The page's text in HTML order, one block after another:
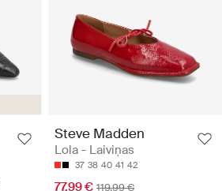
Steve Madden
Lola - Laiviņas
37 38 40 41 42
77.99 € 119.99 €